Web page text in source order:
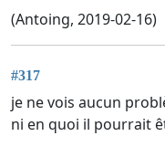
(Antoing, 2019-02-16)
#317
je ne vois aucun
ni en quoi il pourrait